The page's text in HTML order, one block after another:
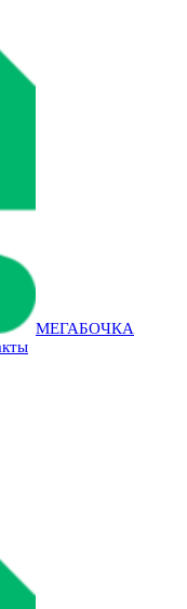
МЕГАБОЧКА